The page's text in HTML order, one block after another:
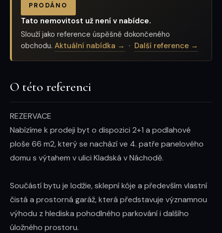
PRODÁNO
Tato nemovitost už není v nabídce.
Slouží jako reference úspěšně dokončeného
obchodu. Aktuální nabídka → · Další reference →
O této referenci
REZERVACE
Nabízíme k prodeji byt o dispozici 2+1 a podlahové
ploše 66 m2, který se nachází ve 4. patře panelového
domu s výtahem v ulici Kladská v Náchodě.
Součástí bytu je lodžie, sklepní kóje a především vlastní
čistá a prostorná garáž, která představuje významnou
výhodu z hlediska pohodlného parkování i dalšího
úložného prostoru.